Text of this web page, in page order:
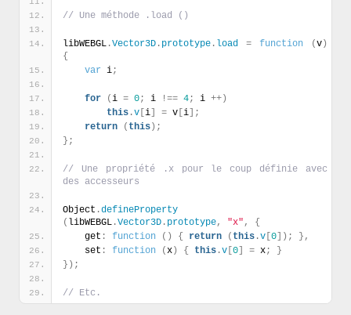
// Une méthode .load ()
libWEBGL .Vector3D . prototype . load = function (v )
{
var i;
for (i = 0; i ! == 4; i ++ )
this .v i = v i
;
return
( this ) ;
} ;
// Une propriété .x pour le coup définie avec
des accesseurs
Object .defineProperty
( libWEBGL .Vector3D . prototype, "x" ,
{
    get
: function ( ) { return ( this .v 0 ) ; } ,
    set
: function (x ) { this .v 0 = x;
}
} ) ;
// Etc.